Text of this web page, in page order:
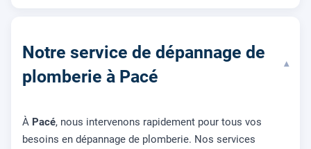
Notre service de dépannage de
plomberie à Pacé
▾
À Pacé, nous intervenons rapidement pour tous vos
besoins en dépannage de plomberie. Nos services